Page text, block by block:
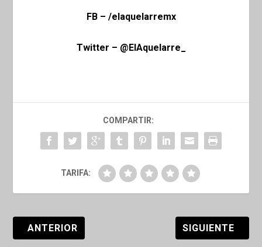
FB – /elaquelarremx
Twitter – @ElAquelarre_
COMPARTIR:
TARIFA:
ANTERIOR SIGUIENTE